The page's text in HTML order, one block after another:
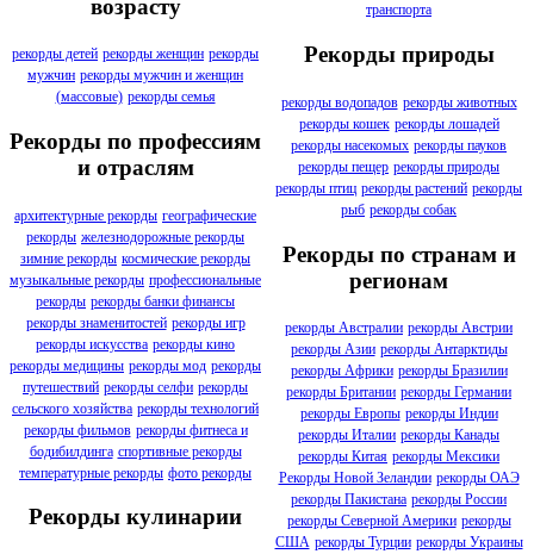
возрасту
рекорды детей рекорды женщин рекорды
мужчин рекорды мужчин и женщин
(массовые) рекорды семья
Рекорды по профессиям
и отраслям
архитектурные рекорды географические
рекорды железнодорожные рекорды
зимние рекорды космические рекорды
музыкальные рекорды профессиональные
рекорды рекорды банки финансы
рекорды знаменитостей рекорды игр
рекорды искусства рекорды кино
рекорды медицины рекорды мод рекорды
путешествий рекорды селфи рекорды
сельского хозяйства рекорды технологий
рекорды фильмов рекорды фитнеса и
бодибилдинга спортивные рекорды
температурные рекорды фото рекорды
Рекорды кулинарии
транспорта
Рекорды природы
рекорды водопадов рекорды животных
рекорды кошек рекорды лошадей
рекорды насекомых рекорды пауков
рекорды пещер рекорды природы
рекорды птиц рекорды растений рекорды
рыб рекорды собак
Рекорды по странам и
регионам
рекорды Австралии рекорды Австрии
рекорды Азии рекорды Антарктиды
рекорды Африки рекорды Бразилии
рекорды Британии рекорды Германии
рекорды Европы рекорды Индии
рекорды Италии рекорды Канады
рекорды Китая рекорды Мексики
Рекорды Новой Зеландии рекорды ОАЭ
рекорды Пакистана рекорды России
рекорды Северной Америки рекорды
США рекорды Турции рекорды Украины